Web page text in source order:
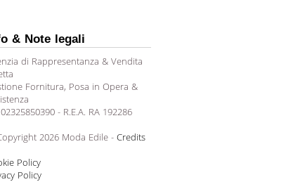
& Note legali
di Rappresentanza & Vendita
Fornitura, Posa in Opera &
- R.E.A. RA 192286
2026 Moda Edile - Credits
Policy
Policy